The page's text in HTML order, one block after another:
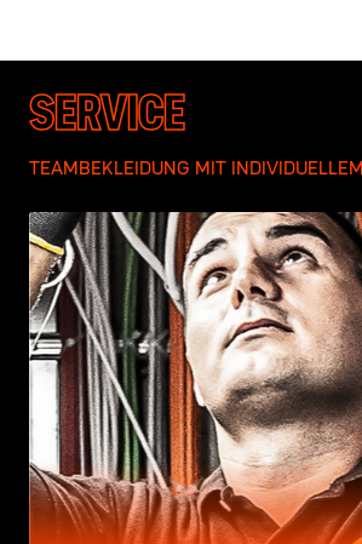
SERVICE
TEAMBEKLEIDUNG MIT